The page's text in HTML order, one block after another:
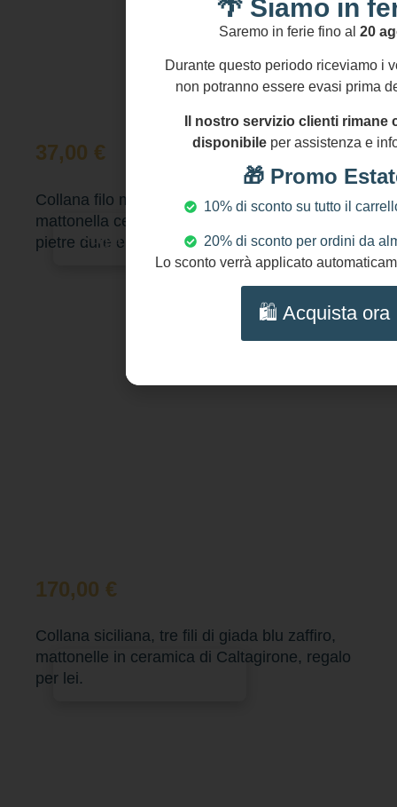
37,00 €
Collana filo microperle di fiume, ciondolo
mattonella ceramica di Caltagirone, grappolo
pietre dure e perle di fiume, regalo per lei.)
Scegli
170,00 €
Collana siciliana, tre fili di giada blu zaffiro,
mattonelle in ceramica di Caltagirone, regalo
per lei.
🌴 Siamo in
Saremo in ferie fino al 20
Durante questo periodo riceviamo i
non potranno essere evasi prima
Il nostro servizio clienti rimane
disponibileper assistenza e
🎁 Promo
10% di sconto su tutto il
20% di sconto per ordini da
Lo sconto verrà applicato
🛍️ Acquista ora